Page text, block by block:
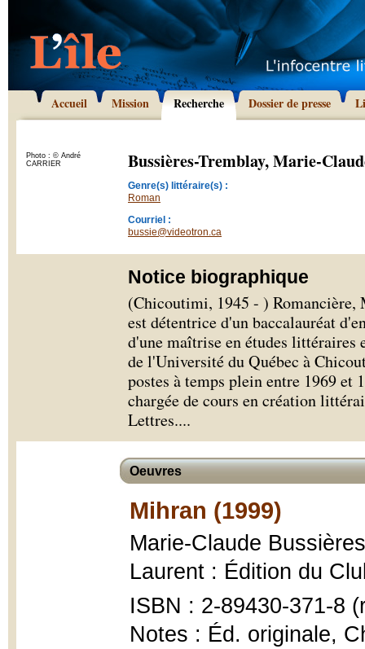
Accueil Mission Recherche Dossier de presse
Photo : © André
CARRIER
Bussières-Tremblay, Marie-
Genre(s) littéraire(s) :
Roman
Courriel :
bussie@videotron.ca
Notice biographique
(Chicoutimi, 1945 - ) Romancière,
est détentrice d'un baccalauréat
d'une maîtrise en études littéraires
de l'Université du Québec à
postes à temps plein entre 1969 et
chargée de cours en création
Lettres....
Oeuvres
Mihran (1999)
Marie-Claude
Laurent : Édition du
ISBN : 2-89430-371-8
Notes : Éd. originale,